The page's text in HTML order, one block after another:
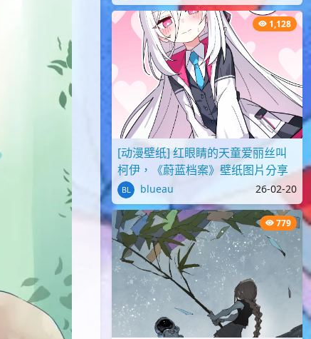
1,128
[动漫壁纸] 红眼睛的天童爱丽丝叫
柯伊，《蔚蓝档案》壁纸图片分享
blueau 26-02-20
779